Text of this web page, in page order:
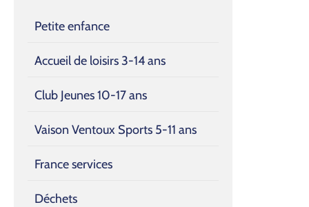
Petite enfance
Accueil de loisirs 3-14 ans
Club Jeunes 10-17 ans
Vaison Ventoux Sports 5-11 ans
France services
Déchets